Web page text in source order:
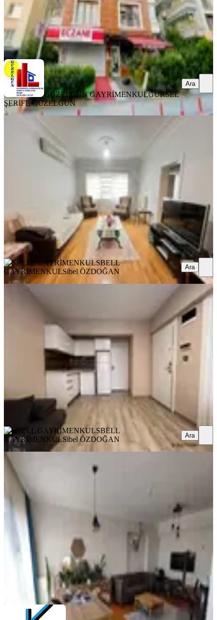
GÜZELGÜN GAYRİMENKUL GÜRSEL ŞERİFE GÜZELGÜN
Ara
GÜZELGÜN GAYRİMENKULGÜRSEL
ŞERİFE GÜZELGÜN
Ara
Sbell'den Bahçelievler'de Milli
Kütüphane Yakını 3.katta Eşyalı 2+1
Çankaya, Yukarı Bahçelievler Mahallesi
110 m²·3. Kat·
51.000 ₺
SBELL GAYRİMENKUL Sibel ÖZDOĞAN
Ara
SBELL
GAYRİMENKULSibel ÖZDOĞAN Ara
Sbell'den Emekte,metro Yakını,kiraya
Çankaya, Emek Mahallesi
1+1 ·45 m²·Yüksek giriş 07.08.2026
46.000 ₺
SBELL GAYRİMENKULSibel ÖZDOĞAN
SBELL
GAYRİMENKULSibel ÖZDOĞAN Ara
YENİ
Kiralık Güneypark 1 Küme
Evlerinde, 120m2, 3+1, 19.kat, R Blok
130 m²
KİRİŞÇİOĞLU EMLAK YAVUZ KİRİSCİOGLU